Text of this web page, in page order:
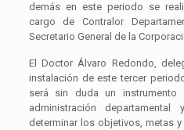
demás en este periodo se
cargo de Contralor
Secretario General de la
El Doctor Álvaro Redondo,
instalación de este tercer
será sin duda un
administración
determinar los objetivos, metas